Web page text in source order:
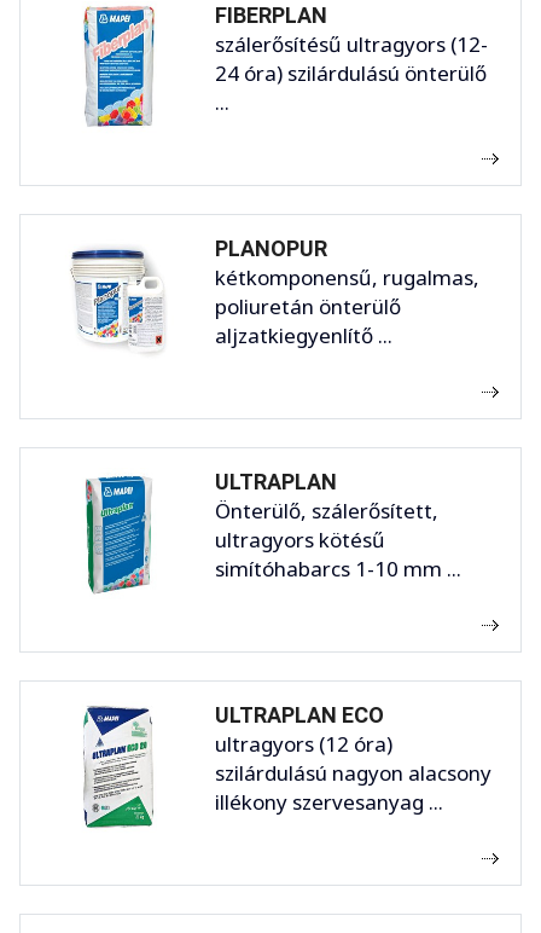
FIBERPLAN
szálerősítésű ultragyors (12-
24 óra) szilárdulású önterülő
...
PLANOPUR
kétkomponensű, rugalmas,
poliuretán önterülő
aljzatkiegyenlítő ...
ULTRAPLAN
Önterülő, szálerősített,
ultragyors kötésű
simítóhabarcs 1-10 mm ...
ULTRAPLAN ECO
ultragyors (12 óra)
szilárdulású nagyon alacsony
illékony szervesanyag ...